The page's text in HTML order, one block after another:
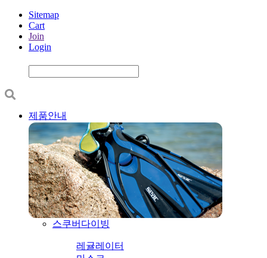
Sitemap
Cart
Join
Login
제품안내
스쿠버다이빙
레귤레이터